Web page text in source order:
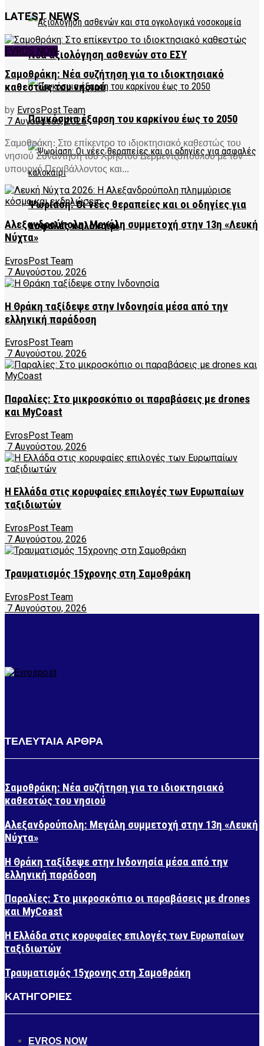
Νέα αξιολόγηση ασθενών στο ΕΣΥ
Παγκόσμια έξαρση του καρκίνου έως το 2050
Ψωρίαση: Οι νέες θεραπείες και οι οδηγίες για
ασφαλές καλοκαίρι
LATEST NEWS
EVROS NOW
Σαμοθράκη: Νέα συζήτηση για το ιδιοκτησιακό
καθεστώς του νησιού
by EvrosPost Team
7 Αυγούστου, 2026
Σαμοθράκη: Στο επίκεντρο το ιδιοκτησιακό καθεστώς του
νησιού Συνάντηση του Χρήστου Δερμεντζόπουλου με τον
υπουργό Περιβάλλοντος και...
Αλεξανδρούπολη: Μεγάλη συμμετοχή στην 13η «Λευκή
Νύχτα»
EvrosPost Team
7 Αυγούστου, 2026
Η Θράκη ταξίδεψε στην Ινδονησία μέσα από την
ελληνική παράδοση
EvrosPost Team
7 Αυγούστου, 2026
Παραλίες: Στο μικροσκόπιο οι παραβάσεις με drones
και MyCoast
EvrosPost Team
7 Αυγούστου, 2026
Η Ελλάδα στις κορυφαίες επιλογές των Ευρωπαίων
ταξιδιωτών
EvrosPost Team
7 Αυγούστου, 2026
Τραυματισμός 15χρονης στη Σαμοθράκη
EvrosPost Team
7 Αυγούστου, 2026
ΤΕΛΕΥΤΑΙΑ ΑΡΘΡΑ
Σαμοθράκη: Νέα συζήτηση για το ιδιοκτησιακό
καθεστώς του νησιού
Αλεξανδρούπολη: Μεγάλη συμμετοχή στην 13η «Λευκή
Νύχτα»
Η Θράκη ταξίδεψε στην Ινδονησία μέσα από την
ελληνική παράδοση
Παραλίες: Στο μικροσκόπιο οι παραβάσεις με drones
και MyCoast
Η Ελλάδα στις κορυφαίες επιλογές των Ευρωπαίων
ταξιδιωτών
Τραυματισμός 15χρονης στη Σαμοθράκη
ΚΑΤΗΓΟΡΙΕΣ
EVROS NOW